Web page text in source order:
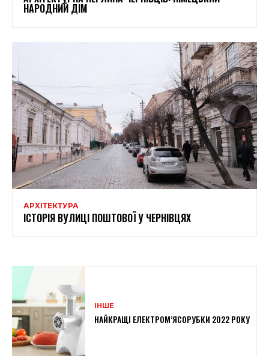
НАРОДНИЙ ДІМ
АРХІТЕКТУРА
ІСТОРІЯ ВУЛИЦІ ПОШТОВОЇ У ЧЕРНІВЦЯХ
ІНШЕ
НАЙКРАЩІ ЕЛЕКТРОМ’ЯСОРУБКИ 2022 РОКУ